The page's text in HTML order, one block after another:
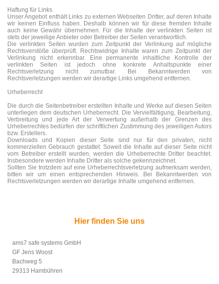
Haftung für Links
Unser Angebot enthält Links zu externen Webseiten Dritter, auf deren Inhalte
wir keinen Einfluss haben. Deshalb können wir für diese fremden Inhalte
auch keine Gewähr übernehmen. Für die Inhalte der verlinkten Seiten ist
stets der jeweilige Anbieter oder Betreiber der Seiten verantwortlich.
Die verlinkten Seiten wurden zum Zeitpunkt der Verlinkung auf mögliche
Rechtsverstöße überprüft. Rechtswidrige Inhalte waren zum Zeitpunkt der
Verlinkung nicht erkennbar. Eine permanente inhaltliche Kontrolle der
verlinkten Seiten ist jedoch ohne konkrete Anhaltspunkte einer
Rechtsverletzung nicht zumutbar. Bei Bekanntwerden von
Rechtsverletzungen werden wir derartige Links umgehend entfernen.
Urheberrecht
Die durch die Seitenbetreiber erstellten Inhalte und Werke auf diesen Seiten
unterliegen dem deutschen Urheberrecht. Die Vervielfältigung, Bearbeitung,
Verbreitung und jede Art der Verwertung außerhalb der Grenzen des
Urheberrechtes bedürfen der schriftlichen Zustimmung des jeweiligen Autors
bzw. Erstellers.
Downloads und Kopien dieser Seite sind nur für den privaten, nicht
kommerziellen Gebrauch gestattet. Soweit die Inhalte auf dieser Seite nicht
vom Betreiber erstellt wurden, werden die Urheberrechte Dritter beachtet.
Insbesondere werden Inhalte Dritter als solche gekennzeichnet.
Sollten Sie trotzdem auf eine Urheberrechtsverletzung aufmerksam werden,
bitten wir um einen entsprechenden Hinweis. Bei Bekanntwerden von
Rechtsverletzungen werden wir derartige Inhalte umgehend entfernen.
Hier finden Sie uns
ams7 safe systems GmbH
GF Jens Woost
Bachweg 5
29313 Hambühren